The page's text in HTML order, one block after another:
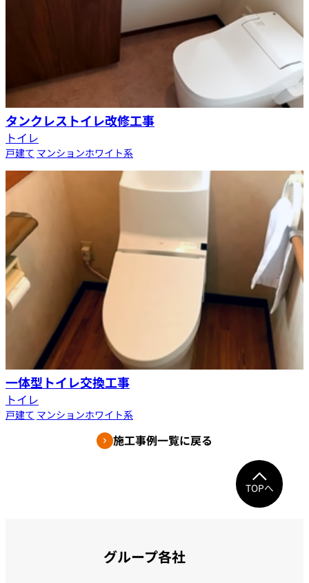
タンクレストイレ改修工事
トイレ
戸建て マンションホワイト系
一体型トイレ交換工事
トイレ
戸建て マンションホワイト系
施工事例一覧に戻る
TOPへ
グループ各社